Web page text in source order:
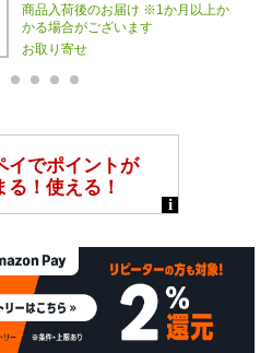
商品入荷後のお届け ※1か月以上か
かる場合がございます
お取り寄せ